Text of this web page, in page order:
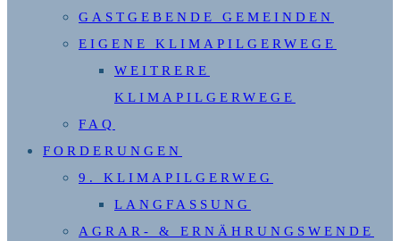
GASTGEBENDE GEMEINDEN
EIGENE KLIMAPILGERWEGE
WEITRERE
KLIMAPILGERWEGE
FAQ
FORDERUNGEN
9. KLIMAPILGERWEG
LANGFASSUNG
AGRAR- & ERNÄHRUNGSWENDE